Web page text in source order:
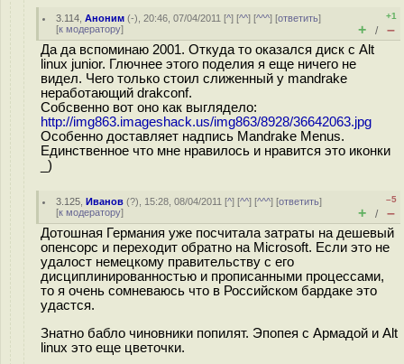
3.114 ,Аноним (-), 20:46, 07/04/2011 [^] [^^] [^^^] [ответить]
[к модератору]
+1
+ / –
Да да вспоминаю 2001. Откуда то оказался диск с Alt
linux junior. Глючнее этого поделия я еще ничего не
видел. Чего только стоил слиженный у mandrake
неработающий drakconf.
Собсвенно вот оно как выглядело:
http://img863.imageshack.us/img863/8928/36642063.jpg
Особенно доставляет надпись Mandrake Menus.
Единственное что мне нравилось и нравится это иконки
_)
3.125 ,Иванов (?), 15:28, 08/04/2011 [^] [^^] [^^^] [ответить]
[к модератору]
–5
+ / –
Дотошная Германия уже посчитала затраты на дешевый
опенсорс и переходит обратно на Microsoft. Если это не
удалост немецкому правительству с его
дисциплинированностью и прописанными процессами,
то я очень сомневаюсь что в Российском бардаке это
удастся.
Знатно бабло чиновники попилят. Эпопея с Армадой и Alt
linux это еще цветочки.